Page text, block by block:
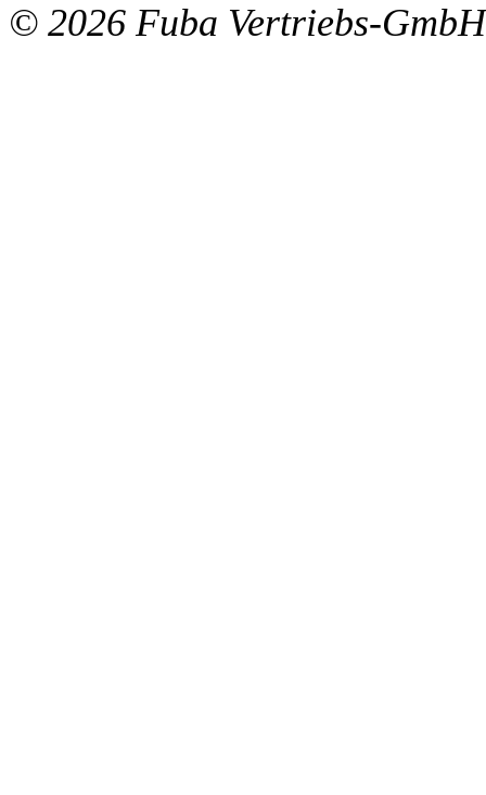
© 2026 Fuba Vertriebs-GmbH